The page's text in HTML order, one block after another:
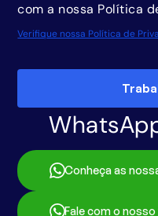
com a nossa Política
Verifique nossa Política de
Conheça as
Fale com o nosso